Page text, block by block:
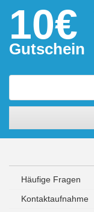
10€
Gutschein
Häufige Fragen
Kontaktaufnahme